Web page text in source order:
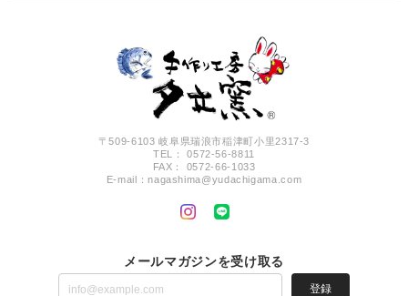
〒509-6103 岐阜県瑞浪市稲津町小里2317-3
TEL： 0572-56-8811
FAX： 0572-66-1033
E-mail：nagashima@yudachigama.com
メールマガジンを受け取る
登録